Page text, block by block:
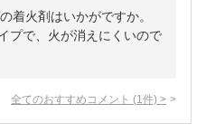
着火剤はいかがですか。
プで、火が消えにくいので
全てのおすすめコメント (1 件) >